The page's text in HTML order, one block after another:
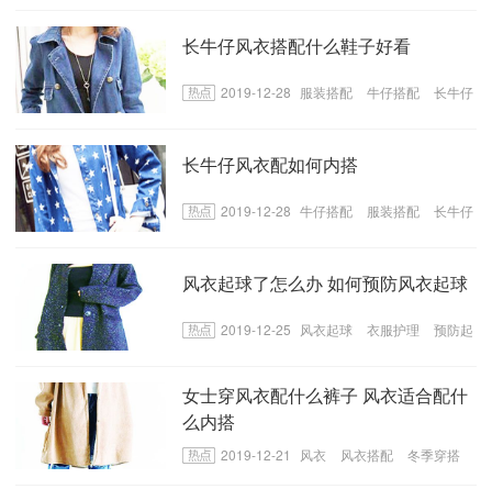
长牛仔风衣搭配什么鞋子好看
2019-12-28 服装搭配 牛仔搭配
长牛仔
长牛仔风衣配如何内搭
2019-12-28 牛仔搭配 服装搭配
长牛仔
风衣起球了怎么办 如何预防风衣起球
2019-12-25 风衣起球 衣服护理
预防起
女士穿风衣配什么裤子 风衣适合配什
么内搭
2019-12-21 风衣 风衣搭配 冬季穿搭